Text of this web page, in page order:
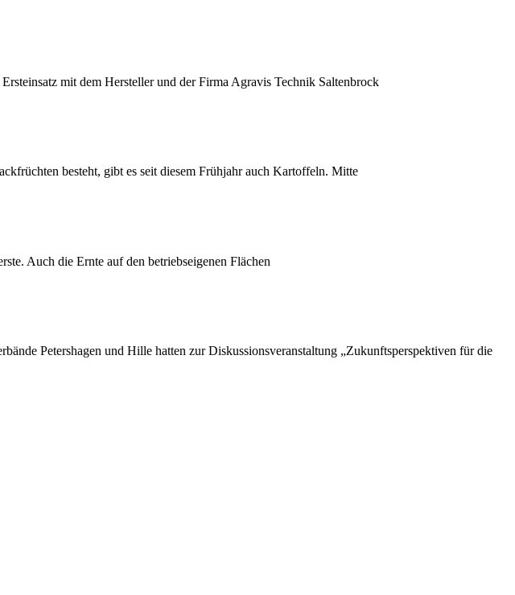
mit dem Hersteller und der Firma Agravis Technik Saltenbrock
besteht, gibt es seit diesem Frühjahr auch Kartoffeln. Mitte
Auch die Ernte auf den betriebseigenen Flächen
Petershagen und Hille hatten zur Diskussionsveranstaltung „Zukunftsperspektiven für die